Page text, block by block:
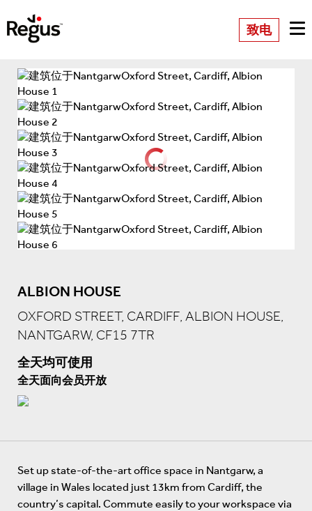
致电
ALBION HOUSE
OXFORD STREET, CARDIFF, ALBION HOUSE,
NANTGARW, CF15 7TR
全天均可使用
全天面向会员开放
Set up state-of-the-art office space in Nantgarw, a
village in Wales located just 13km from Cardiff, the
country’s capital. Commute easily to your workspace via